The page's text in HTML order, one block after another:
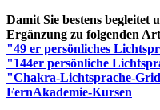
Damit Sie bestens begleitet
Ergänzung zu folgenden
"49 er persönliches
"144er persönliche
"Chakra-Lichtsprache-
FernAkademie-Kursen